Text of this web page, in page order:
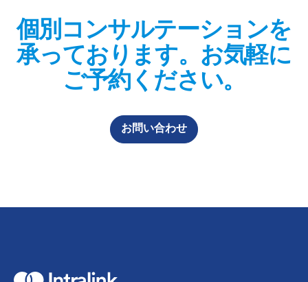
個別コンサルテーションを
承っております。お気軽に
ご予約ください。
お問い合わせ
H